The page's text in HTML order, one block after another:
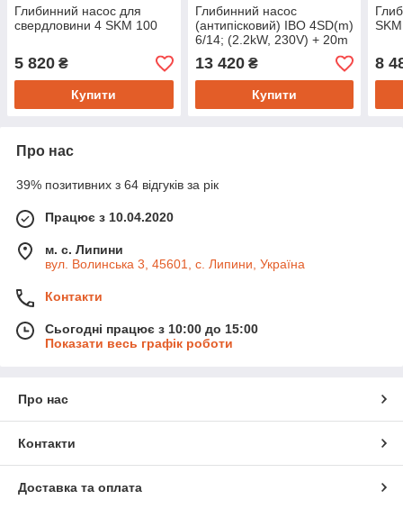
Глибинний насос для
свердловини 4 SKM 100
5 820 ₴
Купити
Глибинний насос
(антипісковий) IBO 4SD(m)
6/14; (2.2kW, 230V) + 20m
кабель
13 420₴
Купити
8
Про нас
39% позитивних з 64 відгуків за рік
Працює з 10.04.2020
м. с. Липини
вул. Волинська 3, 45601, с. Липини, Україна
Контакти
Сьогодні працює з 10:00 до 15:00
Показати весь графік роботи
Про нас
Контакти
Доставка та оплата